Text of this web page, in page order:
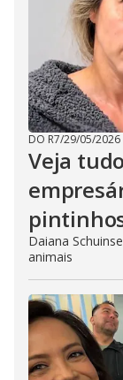
DO R7/29/05/2026
Veja
Daiana
animais